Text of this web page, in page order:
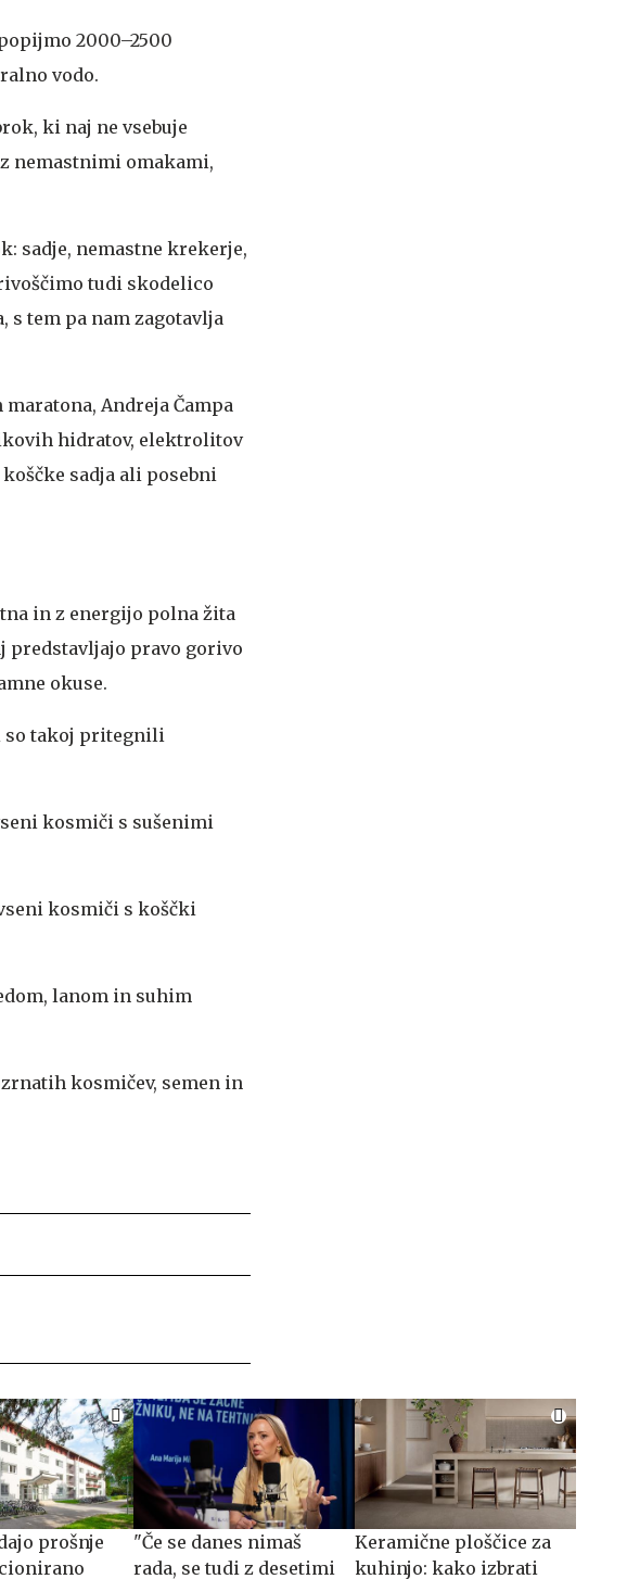
2000–2500
vodo.
ki naj ne vsebuje
nemastnimi omakami,
sadje, nemastne krekerje,
tudi skodelico
s tem pa nam zagotavlja
Andreja Čampa
hidratov, elektrolitov
sadja ali posebni
in z energijo polna žita
predstavljajo pravo gorivo
okuse.
so takoj pritegnili
kosmiči s sušenimi
kosmiči s koščki
lanom in suhim
kosmičev, semen in
prošnje
"Če se danes nimaš
rada, se tudi z desetimi
Keramične ploščice za
kuhinjo: kako izbrati